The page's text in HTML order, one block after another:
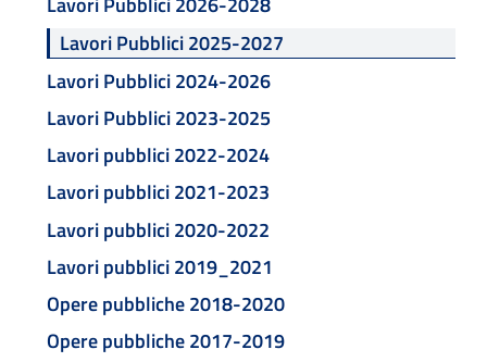
Lavori Pubblici 2025-2027
Lavori Pubblici 2024-2026
Lavori Pubblici 2023-2025
Lavori pubblici 2022-2024
Lavori pubblici 2021-2023
Lavori pubblici 2020-2022
Lavori pubblici 2019_2021
Opere pubbliche 2018-2020
Opere pubbliche 2017-2019